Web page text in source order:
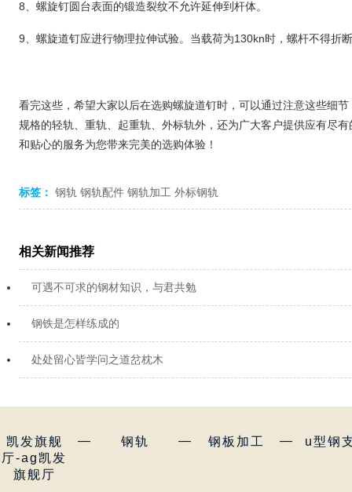
8、螺旋钉圆台表面的锻造裂纹不允许延伸到杆体。
9、螺旋道钉应进行物理拉伸试验。当载荷为130kn时，螺杆不得折
看完这些，希望大家以后在选购螺旋道钉时，可以通过注意这些细
规格的轻轨、重轨、起重轨、外标轨外，还为广大客户提供应有尽
和贴心的服务为您带来完美的选购体验！
标签： 钢轨 钢轨配件 钢轨加工 外标钢轨
相关新闻推荐
可遇不可求的钢材知识，与君共勉
钢铁是怎样练成的
处处留心皆学问之道岔枕木
凯发旗舰
厅-ag凯发
旗舰厅
— 钢轨 — 钢板加工 — u型钢